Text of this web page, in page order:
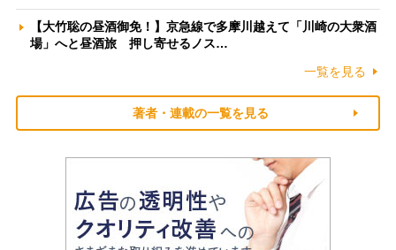
【大竹聡の昼酒御免！】京急線で多摩川越えて「川崎の大衆酒
場」へと昼酒旅 押し寄せるノス…
一覧を見る
著者・連載の一覧を見る